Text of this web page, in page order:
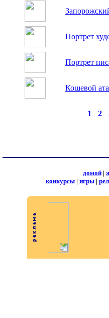
Портрет
Портрет
Кошевой
1 2
домой |
конкурсы| игры|